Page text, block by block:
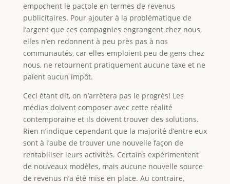
empochent le pactole en termes de revenus
publicitaires. Pour ajouter à la problématique de
l’argent que ces compagnies engrangent chez nous,
elles n’en redonnent à peu près pas à nos
communautés, car elles emploient peu de gens chez
nous, ne retournent pratiquement aucune taxe et ne
paient aucun impôt.
Ceci étant dit, on n’arrêtera pas le progrès! Les
médias doivent composer avec cette réalité
contemporaine et ils doivent trouver des solutions.
Rien n’indique cependant que la majorité d’entre eux
sont à l’aube de trouver une nouvelle façon de
rentabiliser leurs activités. Certains expérimentent
de nouveaux modèles, mais aucune nouvelle source
de revenus n’a été mise en place. Au contraire,